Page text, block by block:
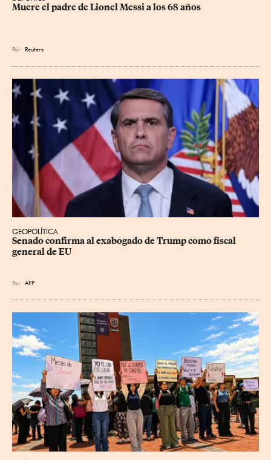
Muere el padre de Lionel Messi a los 68 años
Por Reuters
GEOPOLÍTICA
Senado confirma al exabogado de Trump como fiscal
general de EU
Por AFP